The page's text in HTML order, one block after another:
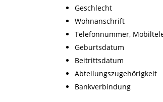
Geschlecht
Wohnanschrift
Telefonnummer,
Geburtsdatum
Beitrittsdatum
Abteilungszugehörigkeit
Bankverbindung